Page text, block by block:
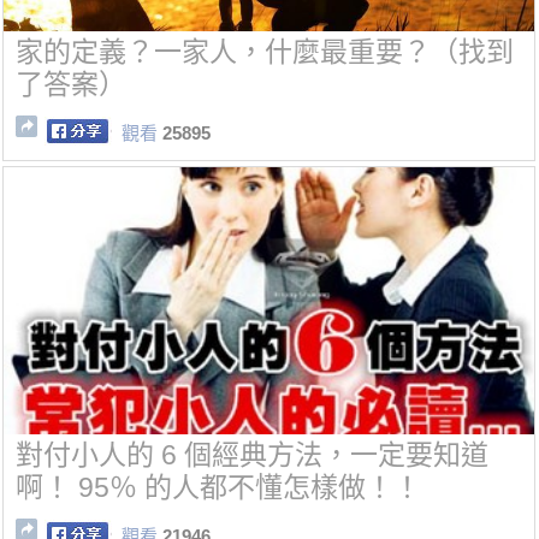
家的定義？一家人，什麼最重要？（找到
了答案）
觀看 25895
對付小人的 6 個經典方法，一定要知道
啊！ 95％ 的人都不懂怎樣做！！